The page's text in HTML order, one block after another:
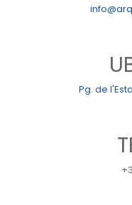
Pg. de